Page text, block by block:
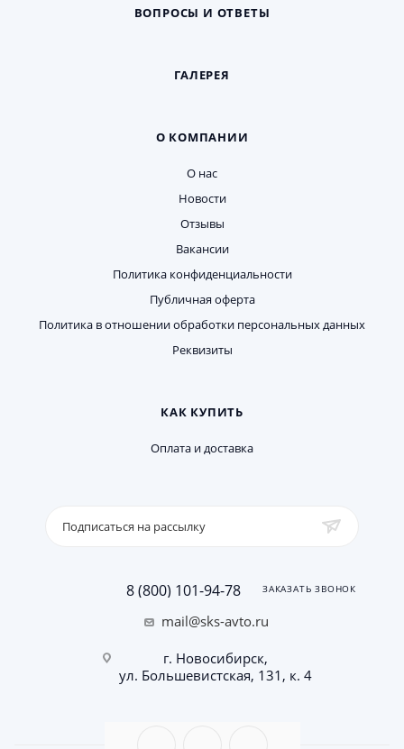
ВОПРОСЫ И ОТВЕТЫ
ГАЛЕРЕЯ
О КОМПАНИИ
О нас
Новости
Отзывы
Вакансии
Политика конфиденциальности
Публичная оферта
Политика в отношении обработки персональных данных
Реквизиты
КАК КУПИТЬ
Оплата и доставка
Подписаться на рассылку
8 (800) 101-94-78 ЗАКАЗАТЬ ЗВОНОК
mail@sks-avto.ru
г. Новосибирск,
ул. Большевистская, 131, к. 4